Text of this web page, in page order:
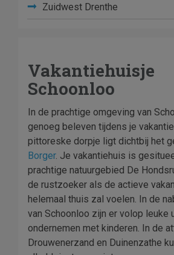
Zuidwest Drenthe
Vakantiehuisje
Schoonloo
In de prachtige omgeving van
genoeg beleven tijdens je
pittoreske dorpje ligt dichtbij het
Borger. Je vakantiehuis is
prachtige natuurgebied De
de rustzoeker als de actieve
helemaal thuis zal voelen. In de
van Schoonloo zijn er volop leuke
ondernemen met kinderen. In de
Drouwenerzand en Duinenzathe